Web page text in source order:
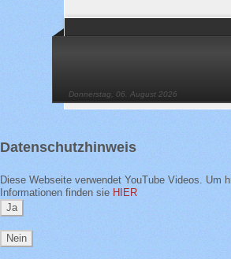
Donnerstag, 06. August 2026
Datenschutzhinweis
Diese Webseite verwendet YouTube Videos. Um
Informationen finden sie HIER